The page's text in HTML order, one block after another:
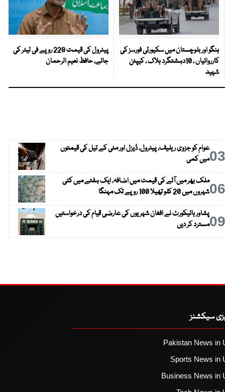
ہنگو اور بلوچستان میں سکیورٹی فورسز کی
کارروائیاں ، 10دہشتگرد ہلاک ، کیپٹن
شہید
پیٹرول کی قیمت 228 روپے فی لیٹر کی
جائے، حافظ نعیم الرحمان
03عوام کو جزوی ریلیف، پیٹرول، ڈیزل اور مٹی کے تیل کی قیمتوں
میں کمی
06ملک بھر میں آٹے کی قیمت میں اضافہ، ایک ہفتے میں کئی
شہروں میں 20 کلو تھیلا 100 روپے تک مہنگا
09پشاور ہائیکورٹ نے افغان شہریوں کی عارضی قیام کی درخواستیں
مسترد کر دیں
سیکشنز
Pakistan News in
Sports News in
Business News in